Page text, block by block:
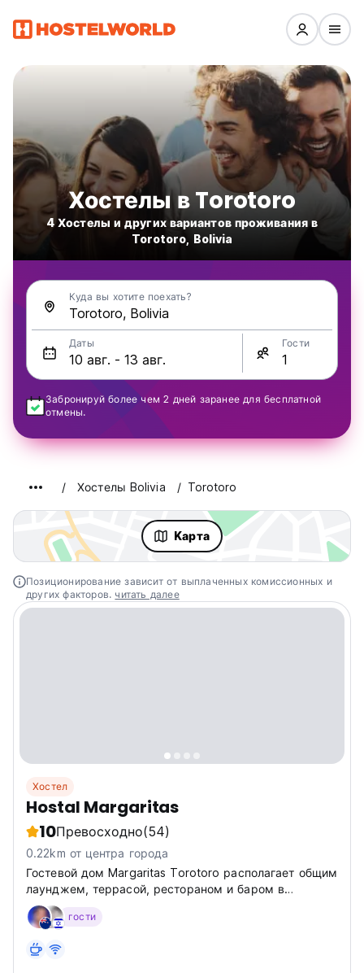
Хостелы в Torotoro
4 Хостелы и других вариантов проживания в
Torotoro, Bolivia
Куда вы хотите поехать?
Даты Гости
Забронируй более чем 2 дней заранее для бесплатной
отмены.
Хостелы Bolivia Torotoro
Kарта
Позиционирование зависит от выплаченных комиссионных и
других факторов. читать далее
Хостел
Hostal Margaritas
10Превосходно(54)
0.22km от центра города
Гостевой дом Margaritas Torotoro располагает общим
лаунджем, террасой, рестораном и баром в
Тороторо.
гости